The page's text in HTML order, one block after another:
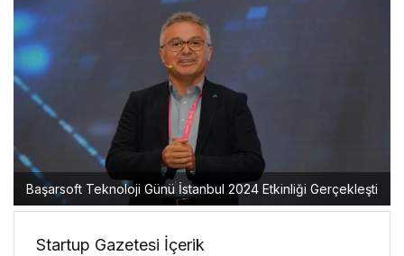
Başarsoft Teknoloji Günü İstanbul 2024 Etkinliği Gerçekleşti
Startup Gazetesi İçerik